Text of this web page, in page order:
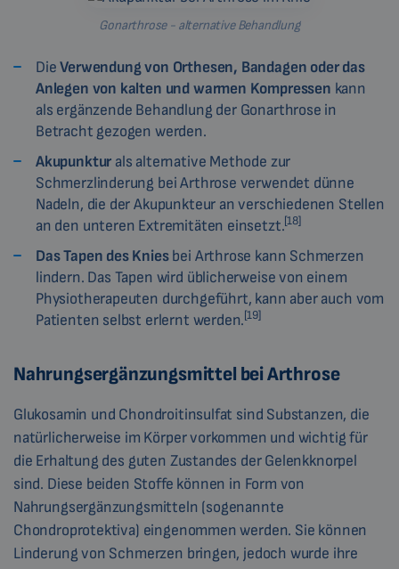
Gonarthrose - alternative Behandlung
DieVerwendung von Orthesen, Bandagen oder das
Anlegen von kalten und warmen Kompressen kann
als ergänzende Behandlung der Gonarthrose in
Betracht gezogen werden.
Akupunktur als alternative Methode zur
Schmerzlinderung bei Arthrose verwendet dünne
Nadeln, die der Akupunkteur an verschiedenen Stellen
an den unteren Extremitäten einsetzt.[18]
Das Tapen des Kniesbei Arthrose kann Schmerzen
lindern. Das Tapen wird üblicherweise von einem
Physiotherapeuten durchgeführt, kann aber auch vom
Patienten selbst erlernt werden.[19]
Nahrungsergänzungsmittel bei Arthrose
Glukosamin und Chondroitinsulfat sind Substanzen, die
natürlicherweise im Körper vorkommen und wichtig für
die Erhaltung des guten Zustandes der Gelenkknorpel
sind. Diese beiden Stoffe können in Form von
Nahrungsergänzungsmitteln (sogenannte
Chondroprotektiva) eingenommen werden. Sie können
Linderung von Schmerzen bringen, jedoch wurde ihre